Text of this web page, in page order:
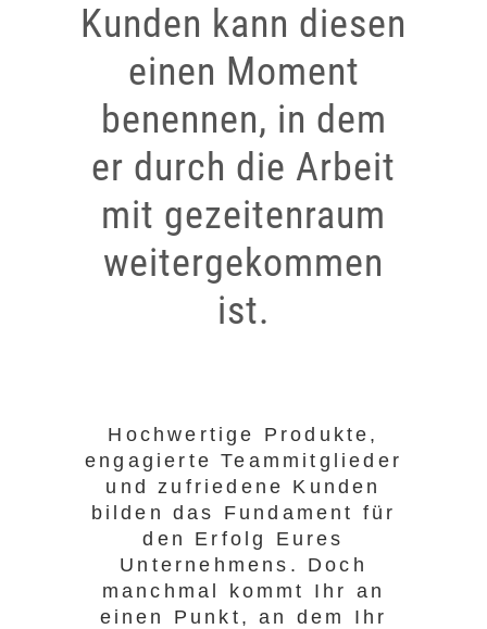
Kunden kann diesen
einen Moment
benennen, in dem
er durch die Arbeit
mit gezeitenraum
weitergekommen
ist.
Hochwertige Produkte,
engagierte Teammitglieder
und zufriedene Kunden
bilden das Fundament für
den Erfolg Eures
Unternehmens. Doch
manchmal kommt Ihr an
einen Punkt, an dem Ihr